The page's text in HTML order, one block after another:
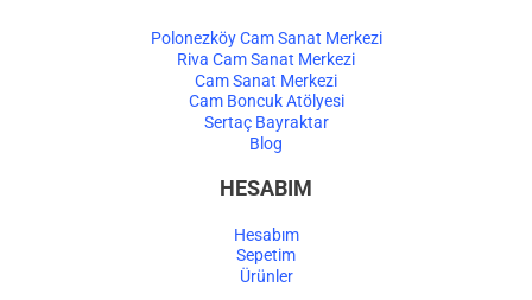
Polonezköy Cam Sanat Merkezi
Riva Cam Sanat Merkezi
Cam Sanat Merkezi
Cam Boncuk Atölyesi
Sertaç Bayraktar
Blog
HESABIM
Hesabım
Sepetim
Ürünler